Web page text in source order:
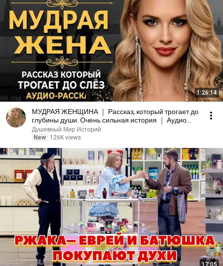
1:26:14
МУДРАЯ ЖЕНЩИНА ｜ Рассказ, который трогает до
глубины души. Очень сильная история ｜ Аудио
рассказ.
Душевный Мир Историй
New
126K views
17:05